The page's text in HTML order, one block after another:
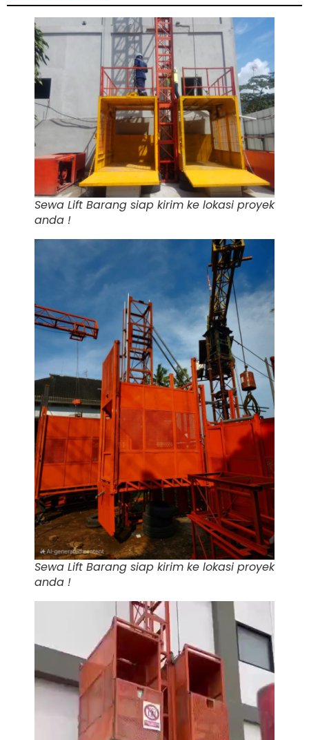
Sewa Lift Barang siap kirim ke lokasi proyek
anda !
Sewa Lift Barang siap kirim ke lokasi proyek
anda !